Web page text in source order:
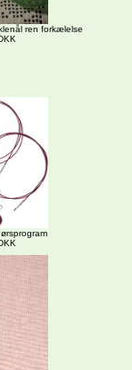
ren forkælelse